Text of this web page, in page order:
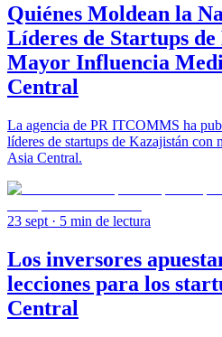
Quiénes Moldean la
Líderes de Startups
Mayor Influencia
Central
La agencia de PR ITCOMMS ha
líderes de startups de Kazajistán con
Asia Central.
23 sept · 5 min de lectura
Los inversores
lecciones para los
Central